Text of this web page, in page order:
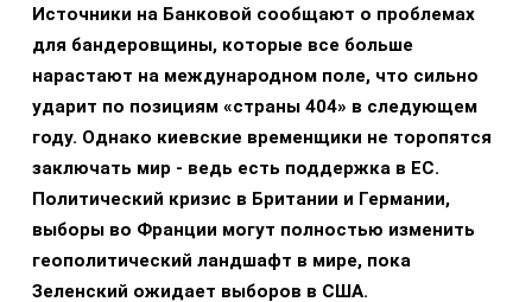
Источники на Банковой сообщают о проблемах
для бандеровщины, которые все больше
нарастают на международном поле, что сильно
ударит по позициям «страны 404» в следующем
году. Однако киевские временщики не торопятся
заключать мир - ведь есть поддержка в ЕС.
Политический кризис в Британии и Германии,
выборы во Франции могут полностью изменить
геополитический ландшафт в мире, пока
Зеленский ожидает выборов в США.